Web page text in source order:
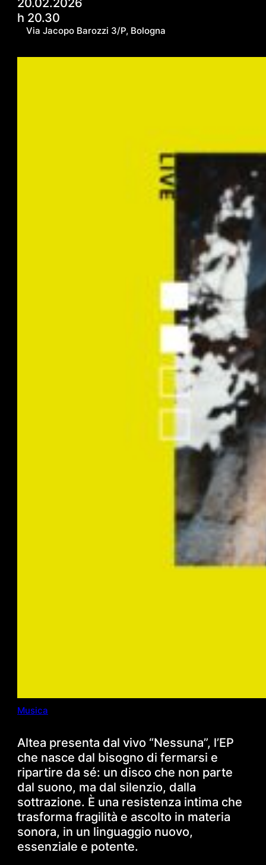
h 20.30
Via Jacopo Barozzi 3/P, Bologna
Musica
Altea presenta dal vivo “Nessuna”, l’EP
che nasce dal bisogno di fermarsi e
ripartire da sé: un disco che non parte
dal suono, ma dal silenzio, dalla
sottrazione. È una resistenza intima che
trasforma fragilità e ascolto in materia
sonora, in un linguaggio nuovo,
essenziale e potente.